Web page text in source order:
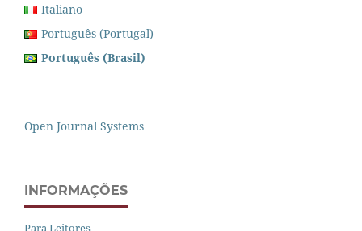
Italiano
Português (Portugal)
Português (Brasil)
Open Journal Systems
INFORMAÇÕES
Para Leitores